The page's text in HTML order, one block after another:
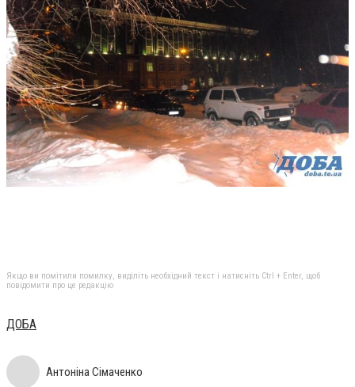
Якщо ви помітили помилку, виділіть необхідний текст і натисніть Ctrl + Enter, щоб
повідомити про це редакцію
ДОБА
Антоніна Сімаченко